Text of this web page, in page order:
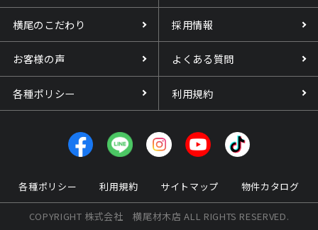
横尾のこだわり 採用情報
お客様の声 よくある質問
各種ポリシー 利用規約
各種ポリシー 利用規約 サイトマップ 物件カタログ
COPYRIGHT 株式会社 横尾材木店 ALL RIGHTS RESERVED.